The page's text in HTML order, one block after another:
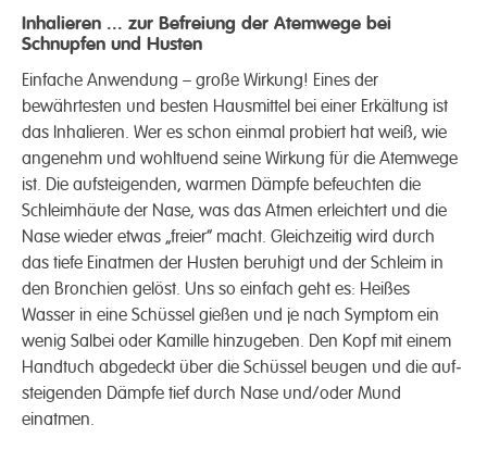
Inhalieren ... zur Befreiung der Atemwege bei
Schnupfen und Husten
Einfache Anwend­ung – große Wirkung! Eines der
bewährtesten und besten Haus­mittel bei einer Erkält­ung ist
das In­halieren. Wer es schon einmal probiert hat weiß, wie
angenehm und wohl­tuend seine Wirkung für die Atem­­wege
ist. Die auf­steigen­den, warmen Dämpfe befeuchten die
Schleim­häute der Nase, was das Atmen erleichtert und die
Nase wieder etwas „freier“ macht. Gleich­zeitig wird durch
das tiefe Einatmen der Husten beruhigt und der Schleim in
den Bronchien gelöst. Uns so einfach geht es: Heißes
Wasser in eine Schüssel gießen und je nach Symptom ein
wenig Salbei oder Kamille hinzugeben. Den Kopf mit einem
Hand­tuch abgedeckt über die Schüssel beugen und die auf­
steigenden Dämpfe tief durch Nase und/oder Mund
einatmen.